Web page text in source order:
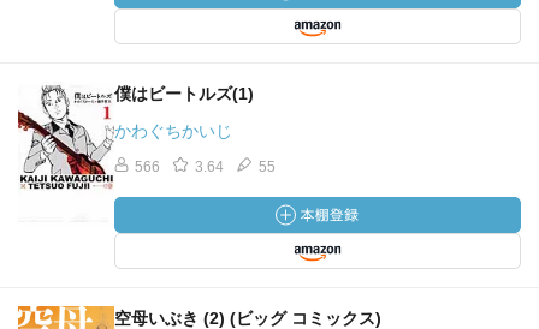
僕はビートルズ(1)
かわぐちかいじ
566 3.64 55
空母いぶき (2) (ビッグ コミックス)